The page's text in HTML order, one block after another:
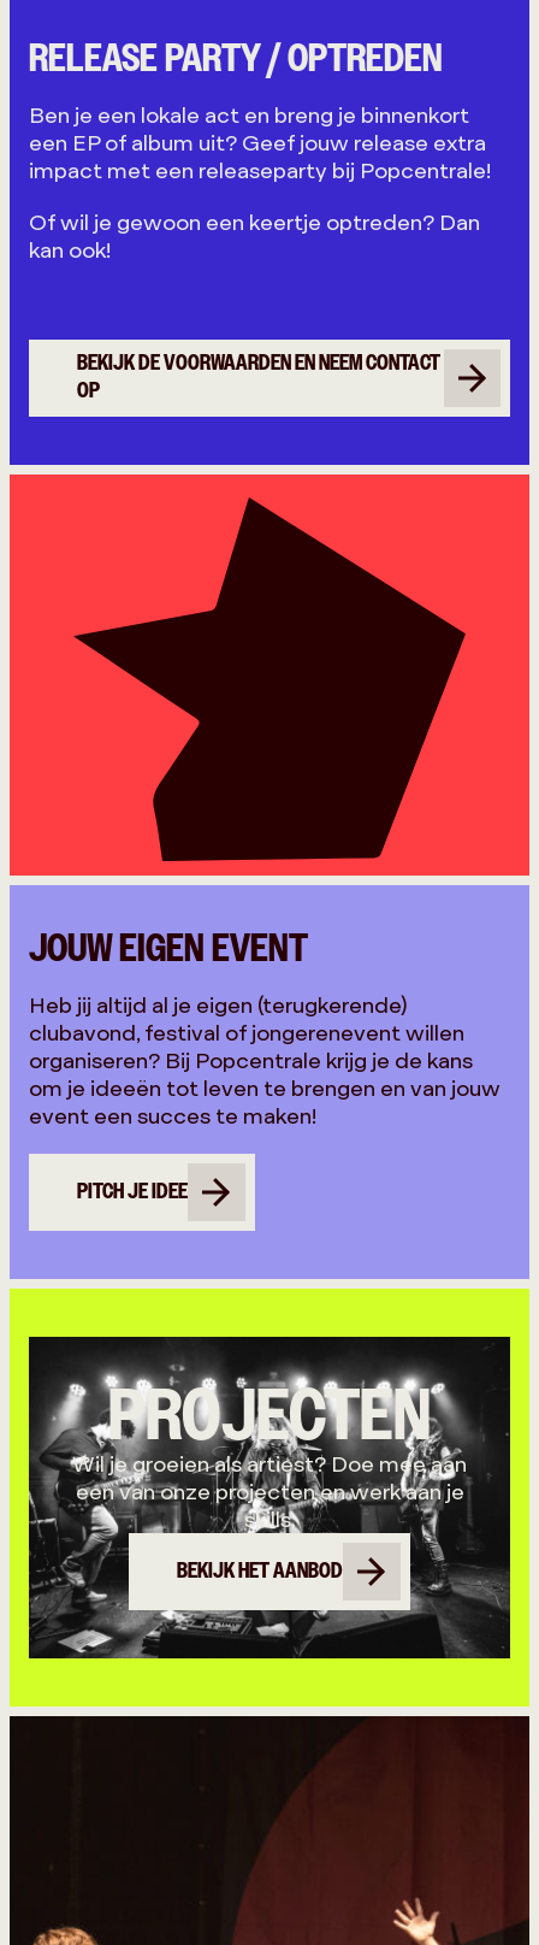
RELEASE PARTY / OPTREDEN
Ben je een lokale act en breng je binnenkort
een EP of album uit? Geef jouw release extra
impact met een releaseparty bij Popcentrale!
Of wil je gewoon een keertje optreden? Dan
kan ook!
BEKIJK DE VOORWAARDEN EN NEEM CONTACT
OP
JOUW EIGEN EVENT
Heb jij altijd al je eigen (terugkerende)
clubavond, festival of jongerenevent willen
organiseren? Bij Popcentrale krijg je de kans
om je ideeën tot leven te brengen en van jouw
event een succes te maken!
PITCH JE IDEE
PROJECTEN
Wil je groeien als artiest? Doe mee aan
een van onze projecten en werk aan je
skills.
BEKIJK HET AANBOD